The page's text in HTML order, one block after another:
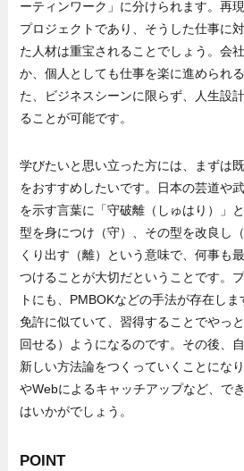
ーティンワーク」に分けられます。再
プロジェクトであり、そうした仕事に
た人材は重宝されることでしょう。会
か、個人としても仕事を楽に進められ
た、ビジネスシーンに限らず、人生設
ることが可能です。
学びたいと思い立った方には、まずは
をおすすめしたいです。日本の芸道や
を示す言葉に「守破離（しゅはり）」
型を身につけ（守）、その型を改良し
くり出す（離）という意味で、何事も
つけることが大切だということです。
トにも、PMBOKなどの手法が存在し
免許に似ていて、習得することでやっ
回せる）ようになるのです。その後、
新しい方法論をつくっていくことにな
やWebによるキャッチアップなど、で
はいかがでしょう。
POINT